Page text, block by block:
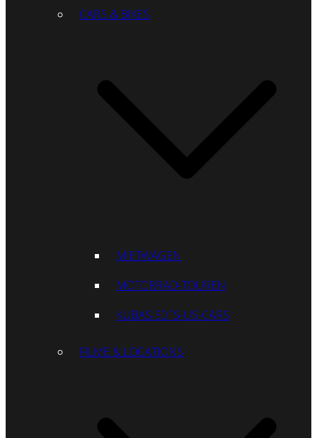
CARS & BIKES
MIETWAGEN
MOTORRAD-TOUREN
KUBAS 50´S-US-CARS
FILME & LOCATIONS